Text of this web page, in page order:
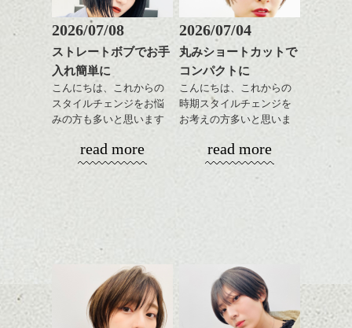
そして、わたしの携帯ストラップと共に、
もう一枚、写真を撮りました。。。
どうです？？
タコとイカのコラボレーションです。(笑)
フランス人は50年代に建てられたこの礼拝
堂の事を完璧でないところが良い、と言う
ふうに「悪くない」と親しんでいるそうで
す。
なんかそれもフランス的、、、とか思いま
した。 柴田
整のストレートパーマで
髪質改善すると
おすすめです。
いつものスタイリングが
ドライした後オイルやワ
ックスをなじませるだけ
に。
これからのスタイルチェ
ンジの事、髪質に合った
これからのスタイルチェ
ンジ、似合うカラーリン
グの事やお手入れ方法な
ど
是非なんでもご相談して
下さいね。
シバタ
ベージュ系等の肌を綺麗
に見せる効果のあるカラ
ーリングをプラスして透
明感を表現すると
って毎日のお手入れも簡
単になりますよ。
スタイリングも簡単で、
ワックスとオイル、バー
ム等の質感を調整しやす
いものを全体になじませ
整えるだけですよ。
スタイリング方法は全体
をドライした後、
ワックスとオイルを混ぜ
ながらもみこみ、なじま
せます。
質感をかるくととのえな
のも良い感じです。
これからのスタイルチェ
2026/07/08
ストレートボブでお手
入れ簡単に
こんにちは、これからの
スタイルチェンジをお悩
みの方も多いと思います
やっぱりボブでお手入れ
しやすいスタイルだと毎
も出しやすくていろいろ
おすすめですね。
前髪もやや重めにカット
read more
2026/07/04
丸みショートカットで
コンパクトに
こんにちは、これからの
時期スタイルチェンジを
お考えの方多いと思いま
コンパクトなフォルムが
全体のバランスを良く見
そんなショートカット。
軽めの前髪で透け感を演
出できるので、
read more